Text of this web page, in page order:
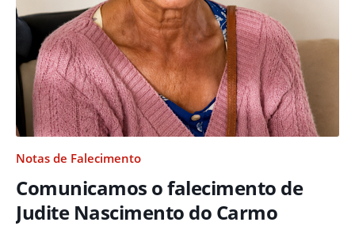
Notas de Falecimento
Comunicamos o falecimento de
Judite Nascimento do Carmo